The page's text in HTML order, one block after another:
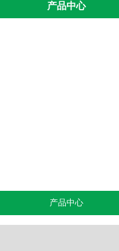
产品中心
产品中心